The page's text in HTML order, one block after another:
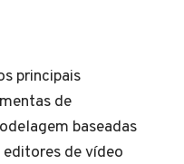
principais
de
baseadas
de vídeo